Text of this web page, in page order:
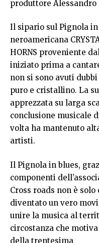
produttore Alessandro
Il sipario sul Pignola
neroamericana
HORNS proveniente
iniziato prima a
non si sono avuti
puro e cristallino. La
apprezzata su larga
conclusione musicale
volta ha mantenuto
artisti.
Il Pignola in blues,
componenti
Cross roads non è
diventato un vero
unire la musica al
circostanza che
della trentesima